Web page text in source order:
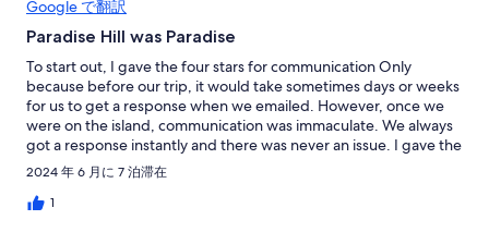
night in 3 of 4 bedrooms. Our "surcharge" for electricity was
160. A fair price for being able to sleep in a/c comfort. TyTy was
THE MAN. Cleaned the pool daily and took us out on his boat
twice. Those were easily the highlights of our trip. He brought
us fresh snapper once and hooked us up with fresh lobster
another time. This place is worth it just for access to TyTy - book
a trip.
Google で翻訳
Paradise Hill was Paradise
To start out, I gave the four stars for communication Only
because before our trip, it would take sometimes days or weeks
for us to get a response when we emailed. However, once we
were on the island, communication was immaculate. We always
got a response instantly and there was never an issue. I gave the
four stars for location only because we really struggled to get to
the location. We had a car that was not all-wheel-drive or 4 x 4
and getting up some of the hills we really struggled. The hills are
2024 年 6 月に 7 泊滞在
1